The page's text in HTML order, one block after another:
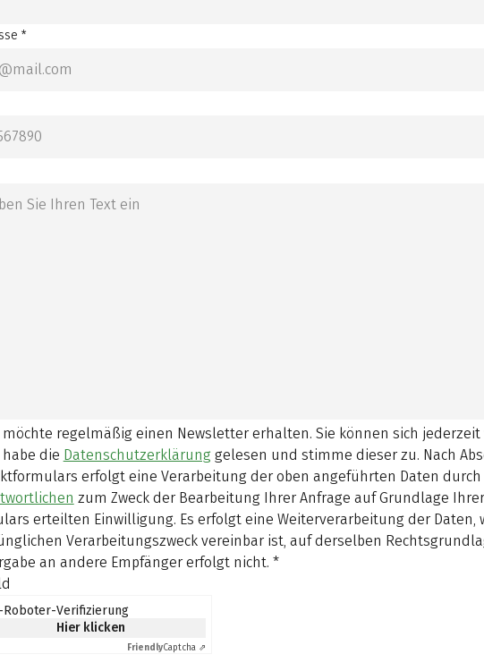
*
möchte regelmäßig einen Newsletter erhalten. Sie können sich
habe die Datenschutzerklärunggelesen und stimme dieser zu. Nach
erfolgt eine Verarbeitung der oben angeführten Daten durch
zum Zweck der Bearbeitung Ihrer Anfrage auf Grundlage
erteilten Einwilligung. Es erfolgt eine Weiterverarbeitung der Daten,
Verarbeitungszweck vereinbar ist, auf derselben
an andere Empfänger erfolgt nicht. *
Roboter-Verifizierung
Hier klicken
FriendlyCaptcha ⇗